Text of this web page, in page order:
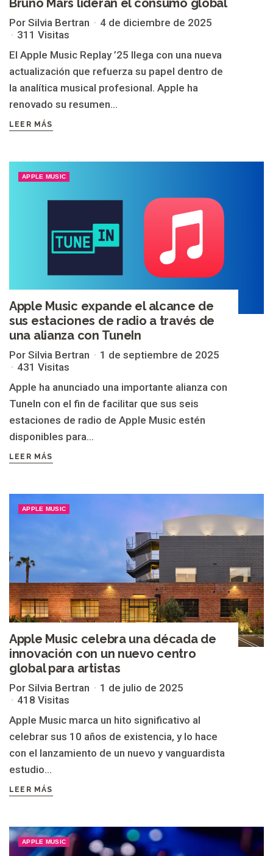
Por Silvia Bertran
4 de diciembre de 2025
311 Visitas
El Apple Music Replay ’25 llega con una nueva
actualización que refuerza su papel dentro de
la analítica musical profesional. Apple ha
renovado su resumen...
LEER MÁS
APPLE MUSIC
Apple Music expande el alcance de
sus estaciones de radio a través de
una alianza con TuneIn
Por Silvia Bertran
1 de septiembre de 2025
431 Visitas
Apple ha anunciado una importante alianza con
TuneIn con el fin de facilitar que sus seis
estaciones de radio de Apple Music estén
disponibles para...
LEER MÁS
APPLE MUSIC
Apple Music celebra una década de
innovación con un nuevo centro
global para artistas
Por Silvia Bertran
1 de julio de 2025
418 Visitas
Apple Music marca un hito significativo al
celebrar sus 10 años de existencia, y lo hace
con el lanzamiento de un nuevo y vanguardista
estudio...
LEER MÁS
APPLE MUSIC